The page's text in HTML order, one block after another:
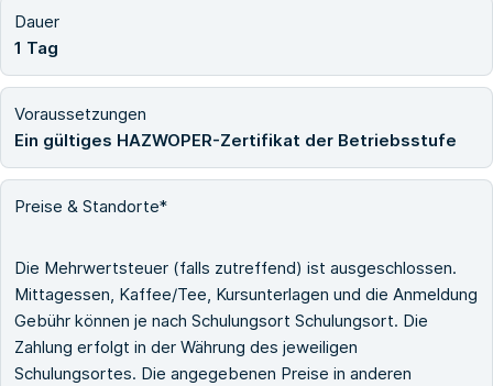
Dauer
1 Tag
Voraussetzungen
Ein gültiges HAZWOPER-Zertifikat der Betriebsstufe
Preise & Standorte*
Die Mehrwertsteuer (falls zutreffend) ist ausgeschlossen.
Mittagessen, Kaffee/Tee, Kursunterlagen und die Anmeldung
Gebühr können je nach Schulungsort Schulungsort. Die
Zahlung erfolgt in der Währung des jeweiligen
Schulungsortes. Die angegebenen Preise in anderen